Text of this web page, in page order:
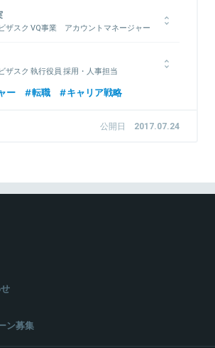
ザスク VQ事業 アカウントマネージャー
関西代表を務めた。2015年に楽天に新卒入
新規出店営業を担当。全国トップの成績を上げ
ビザスクにジョイン。現在、VQ事業部にて
ャーを務めている。
ザスク 執行役員 採用・人事担当
に新卒入社。化学品本部にて硫酸のトレード
を担当。現在は大手事業会社向けVQ事業の責
ー 転職 キャリア戦略
公開日 2017.07.24
ン募集